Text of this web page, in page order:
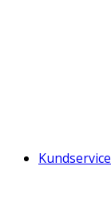
Kundservice